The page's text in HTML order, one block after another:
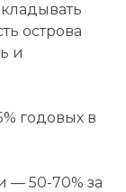
острова
и
годовых в
— 50-70% за